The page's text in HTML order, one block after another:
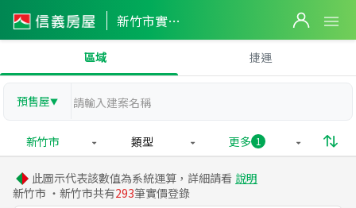
新竹市實價登錄
區域 捷運
預售屋▼
新竹市 類型 更多 1
此圖示代表該數值為系統運算，詳細請看 說明
新竹市 ・新竹市共有293筆實價登錄